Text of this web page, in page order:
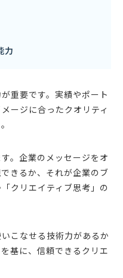
力
重要です。実績やポート
ージに合ったクオリティ
。企業のメッセージをオ
きるか、それが企業のブ
クリエイティブ思考」の
こなせる技術力があるか
基に、信頼できるクリエ